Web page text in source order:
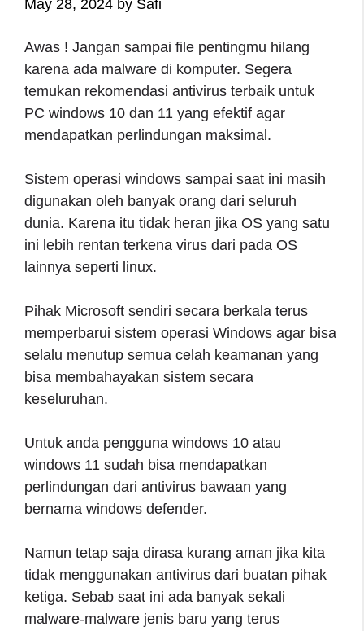
May 28, 2024 by Safi
Awas ! Jangan sampai file pentingmu hilang
karena ada malware di komputer. Segera
temukan rekomendasi antivirus terbaik untuk
PC windows 10 dan 11 yang efektif agar
mendapatkan perlindungan maksimal.
Sistem operasi windows sampai saat ini masih
digunakan oleh banyak orang dari seluruh
dunia. Karena itu tidak heran jika OS yang satu
ini lebih rentan terkena virus dari pada OS
lainnya seperti linux.
Pihak Microsoft sendiri secara berkala terus
memperbarui sistem operasi Windows agar bisa
selalu menutup semua celah keamanan yang
bisa membahayakan sistem secara
keseluruhan.
Untuk anda pengguna windows 10 atau
windows 11 sudah bisa mendapatkan
perlindungan dari antivirus bawaan yang
bernama windows defender.
Namun tetap saja dirasa kurang aman jika kita
tidak menggunakan antivirus dari buatan pihak
ketiga. Sebab saat ini ada banyak sekali
malware-malware jenis baru yang terus